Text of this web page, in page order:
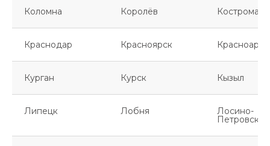
Коломна Королёв Кострома
Краснодар Красноярск
Курган Курск Кызыл
Липецк Лобня Лосино-
Петровский